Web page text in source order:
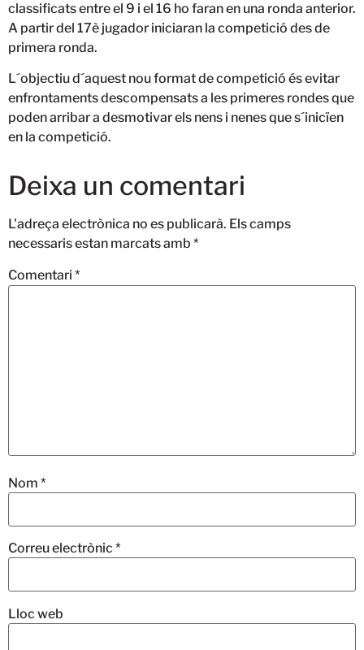
classificats entre el 9 i el 16 ho faran en una ronda anterior.
A partir del 17è jugador iniciaran la competició des de
primera ronda.
L´objectiu d´aquest nou format de competició és evitar
enfrontaments descompensats a les primeres rondes que
poden arribar a desmotivar els nens i nenes que s´inicïen
en la competició.
Deixa un comentari
L'adreça electrònica no es publicarà. Els camps
necessaris estan marcats amb *
Comentari *
Nom *
Correu electrònic *
Lloc web